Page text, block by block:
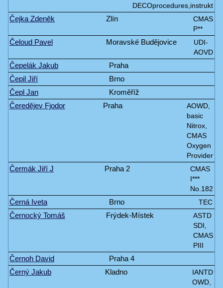
DECOprocedures,instrukt
Čejka Zdeněk Zlín
CMAS
P**
Čeloud Pavel Moravské Budějovice
UDI-
AOVD
Čepelák Jakub
Praha
Čepil Jiří
Brno
Čepl Jan
Kroměříž
Čeredějev Fjodor
Praha
AOWD,
basic
Nitrox,
CMAS
Oxygen
Provider
Čermák Jiří J Praha 2
CMAS
I***
No.182
Černá Iveta Brno TEC
Černocký Tomáš Frýdek-Místek
ASTD
SDI,
CMAS
PIII
Černoh David
Praha 4
Černý Jakub
Kladno
IANTD
OWD,